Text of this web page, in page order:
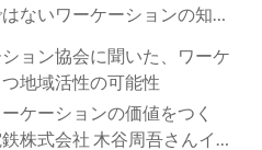
ないワーケーションの知ら
ョン協会に聞いた、ワーケ
地域活性の可能性
ケーションの価値をつく
株式会社 木谷周吾さんイン